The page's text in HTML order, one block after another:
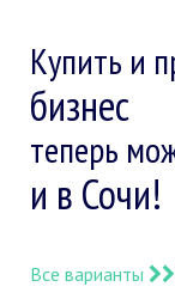
Купить и
бизнес
теперь
и в Сочи!
Все варианты